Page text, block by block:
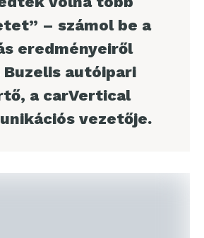
– számol be a
eredményeiről
Buzelis autóipari
a carVertical
vezetője.